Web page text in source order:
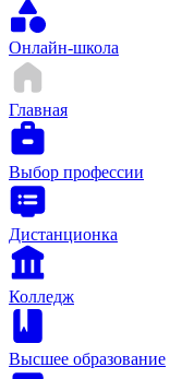
Онлайн-школа
Главная
Выбор профессии
Дистанционка
Колледж
Высшее образование